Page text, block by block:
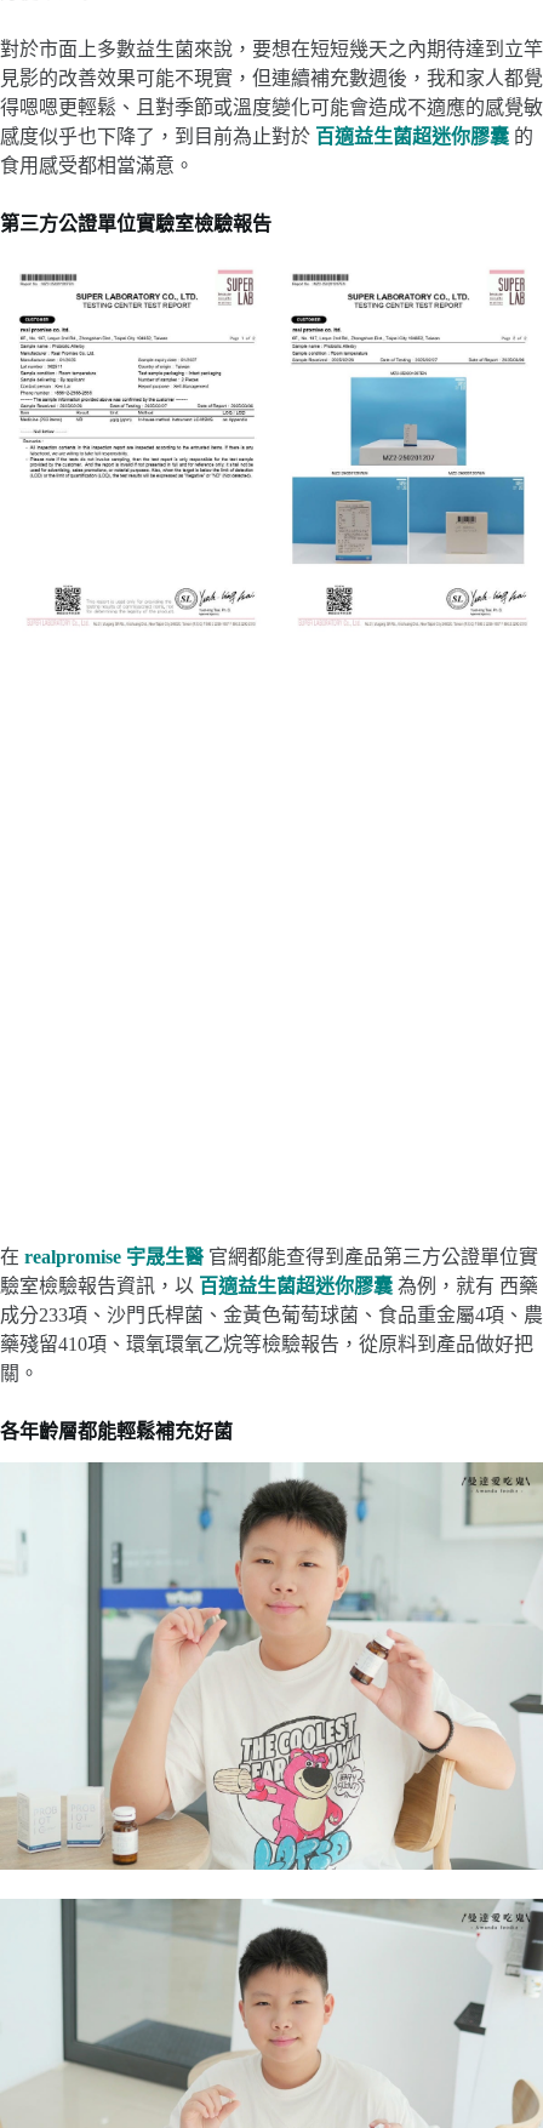
對於市面上多數益生菌來說，要想在短短幾天之內期待達到立竿
見影的改善效果可能不現實，但連續補充數週後，我和家人都覺
得嗯嗯更輕鬆、且對季節或溫度變化可能會造成不適應的感覺敏
感度似乎也下降了，到目前為止對於 百適益生菌超迷你膠囊 的
食用感受都相當滿意。
第三方公證單位實驗室檢驗報告
在 realpromise 宇晟生醫 官網都能查得到產品第三方公證單位實
驗室檢驗報告資訊，以 百適益生菌超迷你膠囊 為例，就有 西藥
成分233項、沙門氏桿菌、金黃色葡萄球菌、食品重金屬4項、農
藥殘留410項、環氧環氧乙烷等檢驗報告，從原料到產品做好把
關。
各年齡層都能輕鬆補充好菌